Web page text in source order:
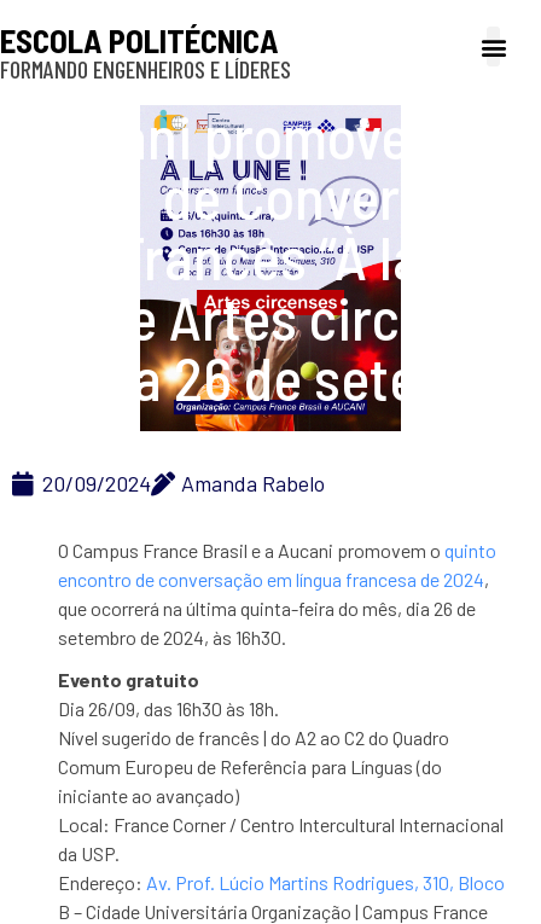
ESCOLA POLITÉCNICA
FORMANDO ENGENHEIROS E LÍDERES
Aucani promove Roda
de Conversa em
Francês “À la une”
sobre Artes circenses
no dia 26 de setembro
20/09/2024 Amanda Rabelo
O Campus France Brasil e a Aucani promovem oquinto
encontro de conversação em língua francesa de 2024,
que ocorrerá na última quinta-feira do mês, dia 26 de
setembro de 2024, às 16h30.
Evento gratuito
Dia 26/09, das 16h30 às 18h.
Nível sugerido de francês | do A2 ao C2 do Quadro
Comum Europeu de Referência para Línguas (do
iniciante ao avançado)
Local: France Corner / Centro Intercultural Internacional
da USP.
Endereço: Av. Prof. Lúcio Martins Rodrigues, 310, Bloco
B – Cidade Universitária Organização | Campus France